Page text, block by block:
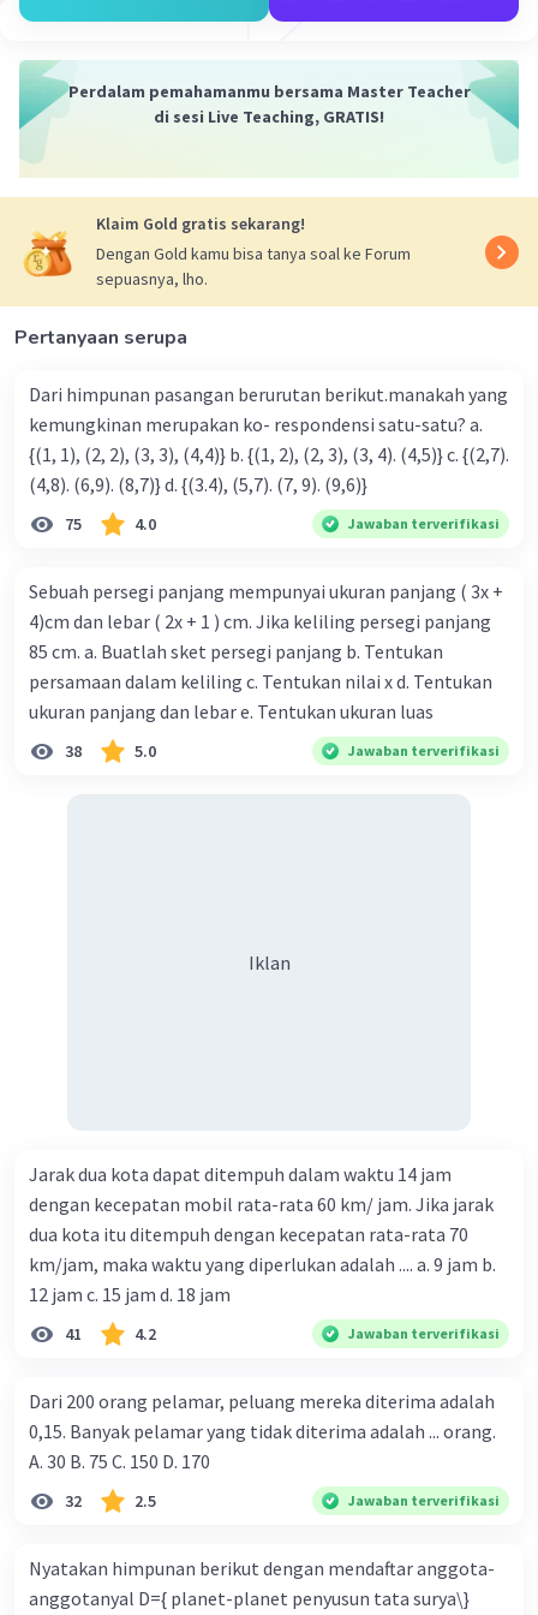
Perdalam pemahamanmu bersama Master Teacher
di sesi Live Teaching, GRATIS!
Klaim Gold gratis sekarang!
Dengan Gold kamu bisa tanya soal ke Forum
sepuasnya, lho.
Pertanyaan serupa
Dari himpunan pasangan berurutan berikut.manakah yang
kemungkinan merupakan ko- respondensi satu-satu? a.
{(1, 1), (2, 2), (3, 3), (4,4)} b. {(1, 2), (2, 3), (3, 4). (4,5)} c. {(2,7).
(4,8). (6,9). (8,7)} d. {(3.4), (5,7). (7, 9). (9,6)}
75 4.0 Jawaban terverifikasi
Sebuah persegi panjang mempunyai ukuran panjang ( 3x +
4)cm dan lebar ( 2x + 1 ) cm. Jika keliling persegi panjang
85 cm. a. Buatlah sket persegi panjang b. Tentukan
persamaan dalam keliling c. Tentukan nilai x d. Tentukan
ukuran panjang dan lebar e. Tentukan ukuran luas
38 5.0 Jawaban terverifikasi
Iklan
Jarak dua kota dapat ditempuh dalam waktu 14 jam
dengan kecepatan mobil rata-rata 60 km/ jam. Jika jarak
dua kota itu ditempuh dengan kecepatan rata-rata 70
km/jam, maka waktu yang diperlukan adalah .... a. 9 jam b.
12 jam c. 15 jam d. 18 jam
41 4.2 Jawaban terverifikasi
Dari 200 orang pelamar, peluang mereka diterima adalah
0,15. Banyak pelamar yang tidak diterima adalah ... orang.
A. 30 B. 75 C. 150 D. 170
32 2.5 Jawaban terverifikasi
Nyatakan himpunan berikut dengan mendaftar anggota-
anggotanyal D={ planet-planet penyusun tata surya\}